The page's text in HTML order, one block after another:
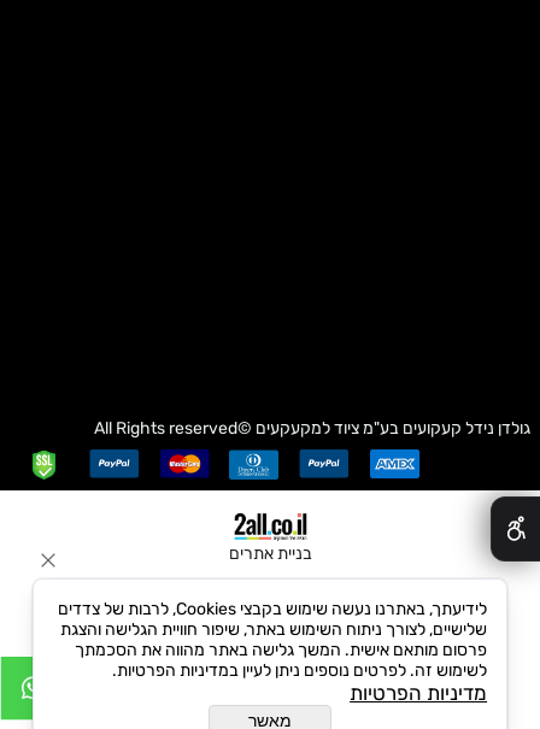
גולדן נידל קעקועים בע"מציוד למקעקעים ©All Rights reserved
בניית אתרים
לידיעתך, באתרנו נעשה שימוש בקבצי Cookies, לרבות של צדדים
שלישיים, לצורך ניתוח השימוש באתר, שיפור חוויית הגלישה והצגת
פרסום מותאם אישית. המשך גלישה באתר מהווה את הסכמתך
לשימוש זה. לפרטים נוספים ניתן לעיין במדיניות הפרטיות.
מדיניות הפרטיות
מאשר